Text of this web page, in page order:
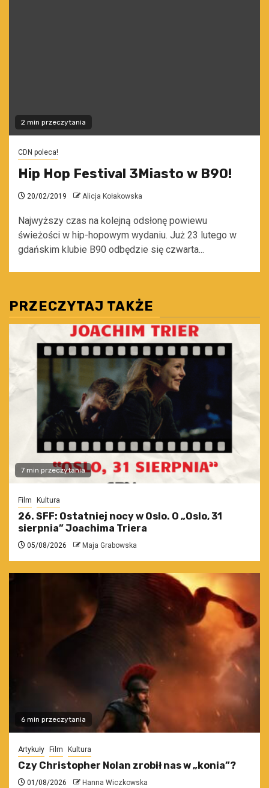
2 min przeczytania
CDN poleca!
Hip Hop Festival 3Miasto w B90!
20/02/2019 Alicja Kołakowska
Najwyższy czas na kolejną odsłonę powiewu
świeżości w hip-hopowym wydaniu. Już 23 lutego w
gdańskim klubie B90 odbędzie się czwarta...
PRZECZYTAJ TAKŻE
7 min przeczytania
Film Kultura
26. SFF: Ostatniej nocy w Oslo. O „Oslo, 31
sierpnia” Joachima Triera
05/08/2026 Maja Grabowska
6 min przeczytania
Artykuły Film Kultura
Czy Christopher Nolan zrobił nas w „konia”?
01/08/2026 Hanna Wiczkowska